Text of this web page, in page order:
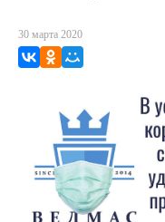
30 марта 2020
ВКонтакте
Одноклассники
Мой Мир